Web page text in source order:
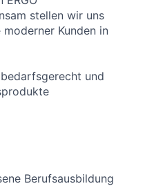
stellen wir uns
Kunden in
und
Berufsausbildung